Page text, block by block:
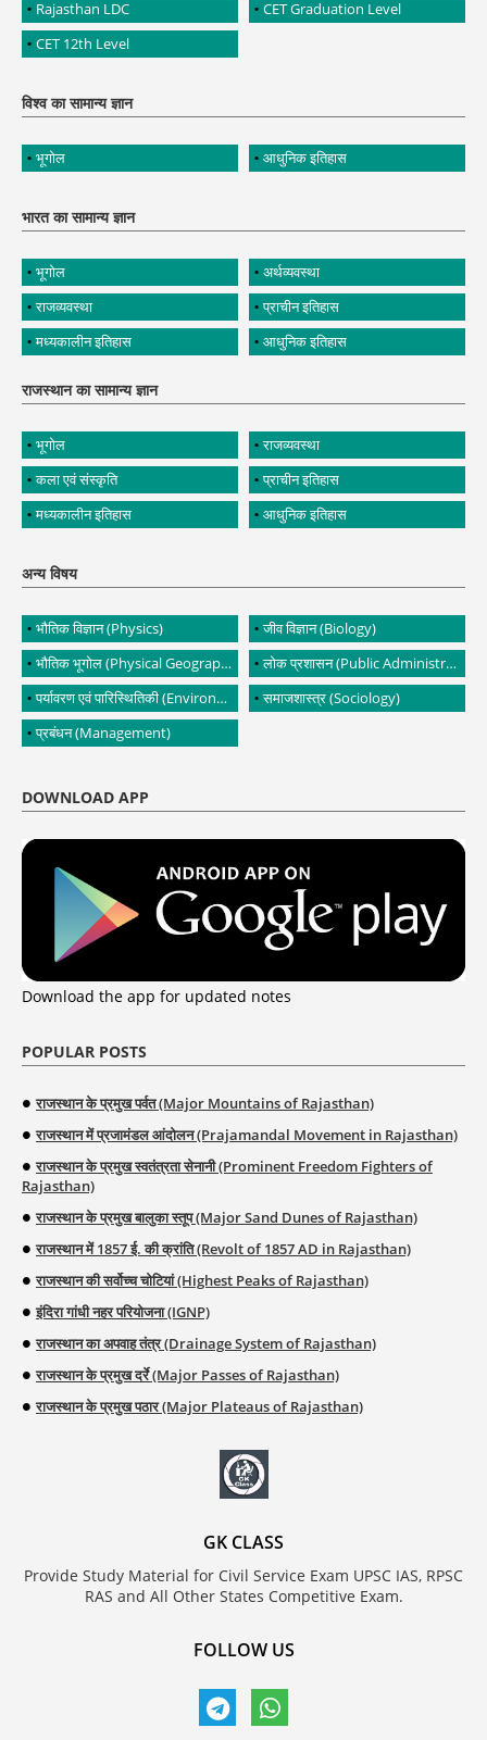
Rajasthan LDC
CET Graduation Level
CET 12th Level
विश्व का सामान्य ज्ञान
भूगोल आधुनिक इतिहास
भारत का सामान्य ज्ञान
भूगोल
अर्थव्यवस्था
राजव्यवस्था
प्राचीन इतिहास
मध्यकालीन इतिहास
आधुनिक इतिहास
राजस्थान का सामान्य ज्ञान
भूगोल
राजव्यवस्था
कला एवं संस्कृति
प्राचीन इतिहास
मध्यकालीन इतिहास
आधुनिक इतिहास
अन्य विषय
भौतिक विज्ञान (Physics)
जीव विज्ञान (Biology)
भौतिक भूगोल (Physical Geography)
लोक प्रशासन (Public Administration)
पर्यावरण एवं पारिस्थितिकी (Environment and Ecology)
समाजशास्त्र (Sociology)
प्रबंधन (Management)
DOWNLOAD APP
Download the app for updated notes
POPULAR POSTS
राजस्थान के प्रमुख पर्वत (Major Mountains of Rajasthan)
राजस्थान में प्रजामंडल आंदोलन (Prajamandal Movement in Rajasthan)
राजस्थान के प्रमुख स्वतंत्रता सेनानी (Prominent Freedom Fighters of
Rajasthan)
राजस्थान के प्रमुख बालुका स्तूप (Major Sand Dunes of Rajasthan)
राजस्थान में 1857 ई. की क्रांति (Revolt of 1857 AD in Rajasthan)
राजस्थान की सर्वोच्च चोटियां (Highest Peaks of Rajasthan)
इंदिरा गांधी नहर परियोजना (IGNP)
राजस्थान का अपवाह तंत्र (Drainage System of Rajasthan)
राजस्थान के प्रमुख दर्रे (Major Passes of Rajasthan)
राजस्थान के प्रमुख पठार (Major Plateaus of Rajasthan)
GK CLASS
Provide Study Material for Civil Service Exam UPSC IAS, RPSC
RAS and All Other States Competitive Exam.
FOLLOW US